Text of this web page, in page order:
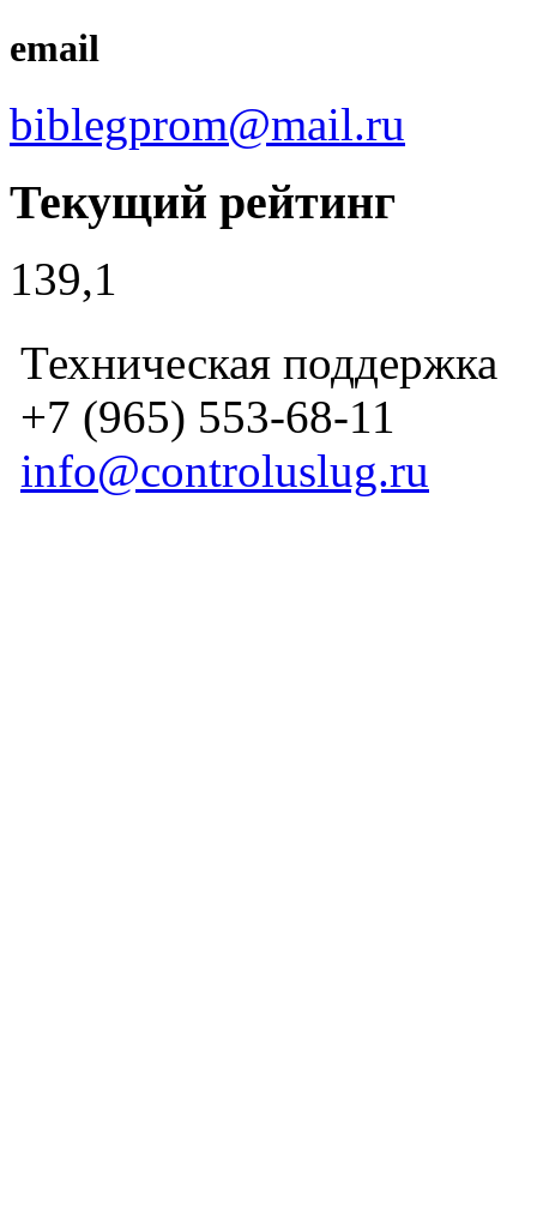
email
biblegprom@mail.ru
Текущий рейтинг
139,1
Техническая поддержка
+7 (965) 553-68-11
info@controluslug.ru